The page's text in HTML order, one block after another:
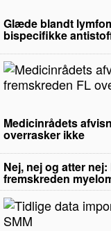
Glæde blandt
bispecifikke
Medicinrådets
overrasker ikke
Nej, nej og atter
fremskreden